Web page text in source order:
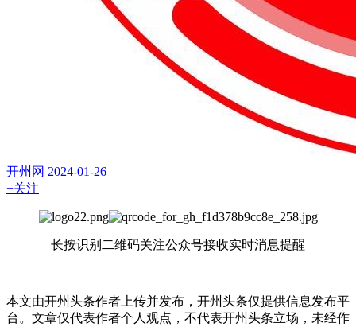
开州网 2024-01-26
+关注
长按识别二维码关注公众号接收实时消息提醒
本文由开州头条作者上传并发布，开州头条仅提供信息发布平
台。文章仅代表作者个人观点，不代表开州头条立场，未经作